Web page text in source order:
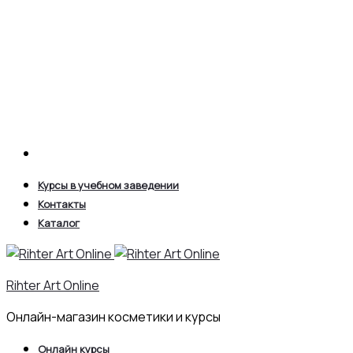
Курсы в учебном заведении
Контакты
Каталог
Rihter Art Online
Онлайн-магазин косметики и курсы
Онлайн курсы